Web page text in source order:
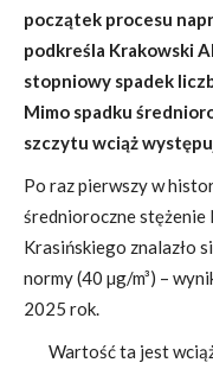
początek procesu
podkreśla Krakowski
stopniowy spadek
Mimo spadku
szczytu wciąż
Po raz pierwszy w
średnioroczne stężenie
Krasińskiego znalazło
normy (40 µg/m³) –
2025 rok.
Wartość ta jest